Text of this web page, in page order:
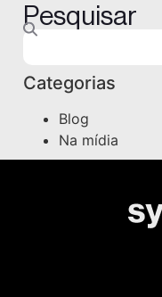
Pesquisar
Categorias
Blog
Na mídia